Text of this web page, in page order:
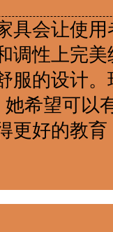
具会让使
调性上完
服的设计
希望可以
更好的教